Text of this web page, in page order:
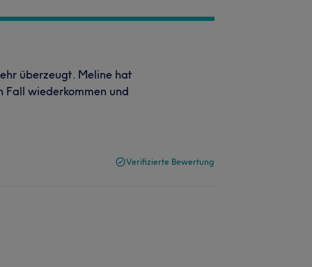
überzeugt. Meline hat
Fall wiederkommen und
Verifizierte Bewertung